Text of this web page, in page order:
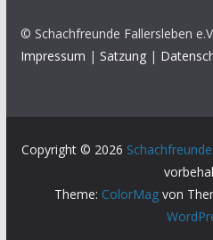
© Schachfreunde Fallersleben
Impressum | Satzung|
Copyright © 2026
Theme: ColorMag von